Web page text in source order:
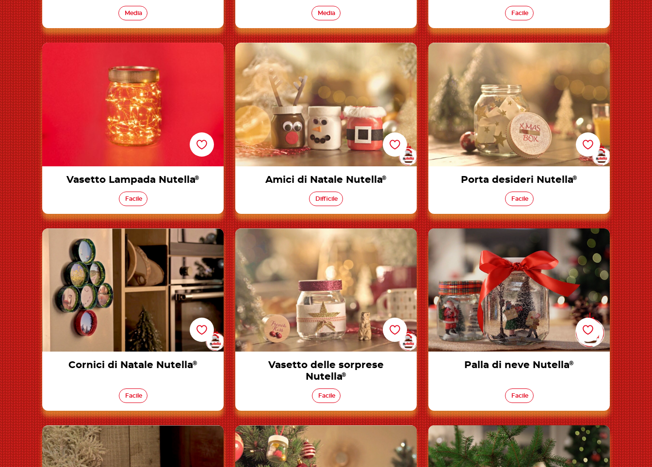
Media Media Facile
Vasetto Lampada Nutella®
Facile
Amici di Natale Nutella®
Amici di Natale Nutella®
Difficile
Porta desideri Nutella®
Porta desideri Nutella®
Facile
Cornici di Natale Nutella®
Cornici di Natale Nutella®
Facile
Vasetto delle sorprese Nutella®
Vasetto delle sorprese
Nutella®
Facile
Palla di neve Nutella®
Facile
Porta candele Nutella® Decorazioni per l’albero Nutella® Mini albero di Natale Nutella®